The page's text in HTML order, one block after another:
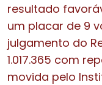
resultado
um placar de 9
julgamento do
1.017.365 com
movida pelo